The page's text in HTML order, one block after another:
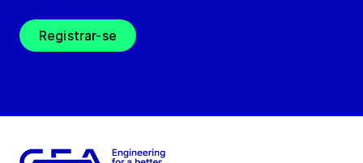
Registrar-se